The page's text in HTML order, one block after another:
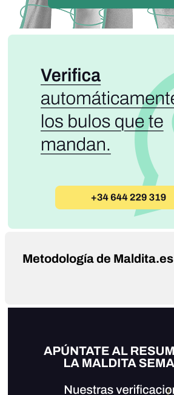
Metodología de Maldita.es